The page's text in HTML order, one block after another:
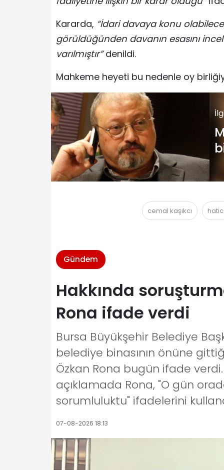
Kararda, “İdari davaya konu
görüldüğünden davanın esasını
varılmıştır”denildi.
Mahkeme heyeti bu nedenle oy
cemal kaşıkcı
Gündem
Hakkında
Rona ifade verdi
Bursa Büyükşehir Belediye
belediye binasının önüne
Özkan Rona bugün ifade
açıklamada Rona, "O gün
sorumluluktu" ifadelerini
07-08-2026 18:13